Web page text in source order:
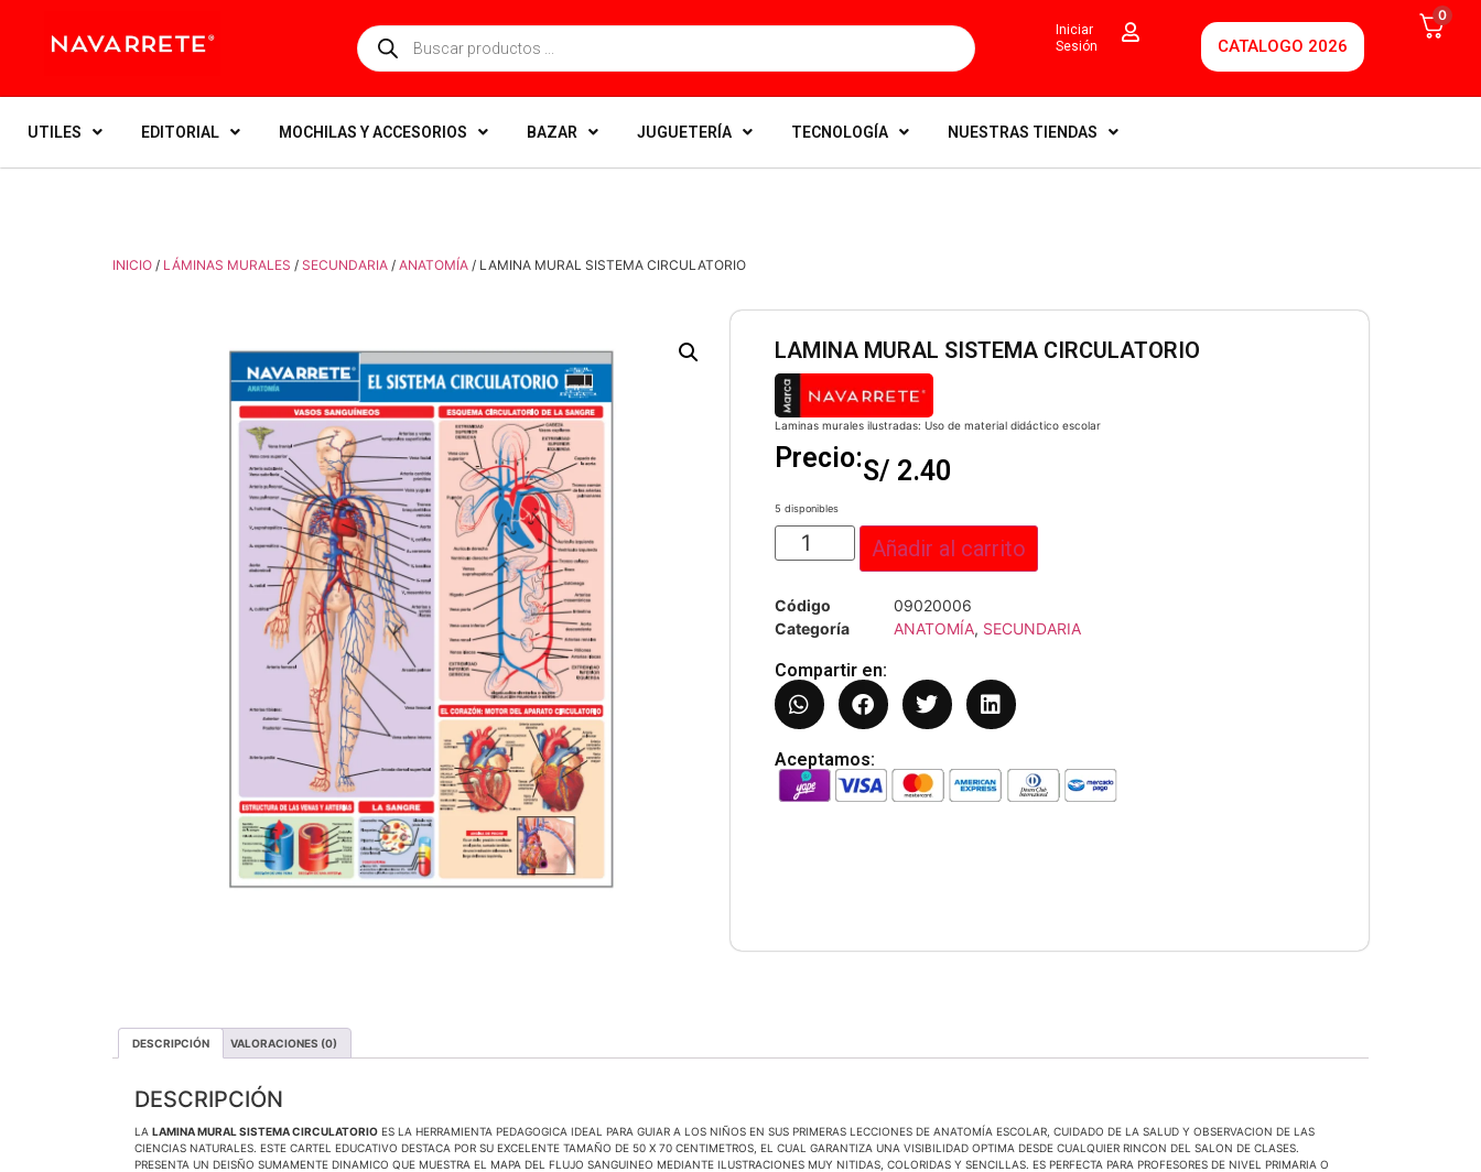
Iniciar
Sesión
CATALOGO 2026
0
UTILES EDITORIAL MOCHILAS Y ACCESORIOS BAZAR JUGUETERÍA TECNOLOGÍA NUESTRAS TIENDAS
INICIO / LÁMINAS MURALES / SECUNDARIA / ANATOMÍA / LAMINA MURAL SISTEMA CIRCULATORIO
LAMINA MURAL SISTEMA CIRCULATORIO
Laminas murales ilustradas: Uso de material didáctico escolar
Precio:S/ 2.40
5 disponibles
Añadir al carrito
Código
09020006
Categoría
ANATOMÍA, SECUNDARIA
Compartir en:
Aceptamos:
DESCRIPCIÓN VALORACIONES (0)
DESCRIPCIÓN
LA LAMINA MURAL SISTEMA CIRCULATORIO ES LA HERRAMIENTA PEDAGOGICA IDEAL PARA GUIAR A LOS NIÑOS EN SUS PRIMERAS LECCIONES DE ANATOMÍA ESCOLAR, CUIDADO DE LA SALUD Y OBSERVACION DE LAS
CIENCIAS NATURALES. ESTE CARTEL EDUCATIVO DESTACA POR SU EXCELENTE TAMAÑO DE 50 X 70 CENTIMETROS, EL CUAL GARANTIZA UNA VISIBILIDAD OPTIMA DESDE CUALQUIER RINCON DEL SALON DE CLASES.
PRESENTA UN DEISÑO SUMAMENTE DINAMICO QUE MUESTRA EL MAPA DEL FLUJO SANGUINEO MEDIANTE ILUSTRACIONES MUY NITIDAS, COLORIDAS Y SENCILLAS. ES PERFECTA PARA PROFESORES DE NIVEL PRIMARIA O